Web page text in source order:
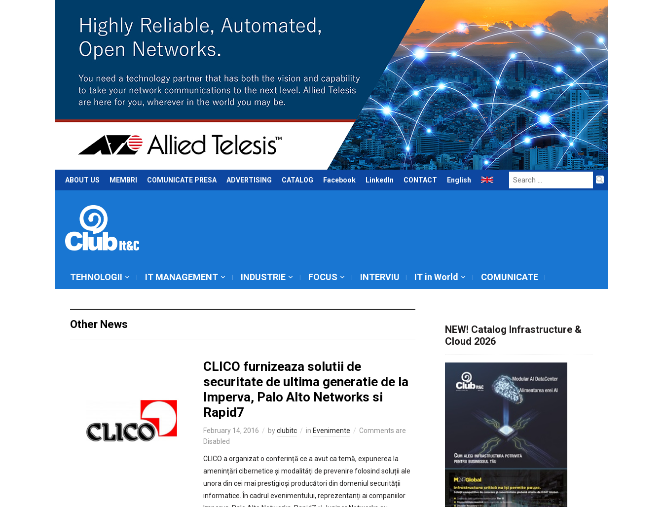
ABOUT US MEMBRI COMUNICATE PRESA ADVERTISING CATALOG Facebook LinkedIn CONTACT English
Search
for:
TEHNOLOGII IT MANAGEMENT INDUSTRIE FOCUS INTERVIU IT in World COMUNICATE
Other News
CLICO furnizeaza solutii de
securitate de ultima generatie de la
Imperva, Palo Alto Networks si
Rapid7
February 14, 2016 byclubitc in Evenimente
Comments are
Disabled
CLICO a organizat o conferință ce a avut ca temă, expunerea la
amenințări cibernetice și modalități de prevenire folosind soluții ale
unora din cei mai prestigioși producători din domeniul securității
informatice. În cadrul evenimentului, reprezentanți ai companiilor
NEW! Catalog Infrastructure &
Cloud 2026